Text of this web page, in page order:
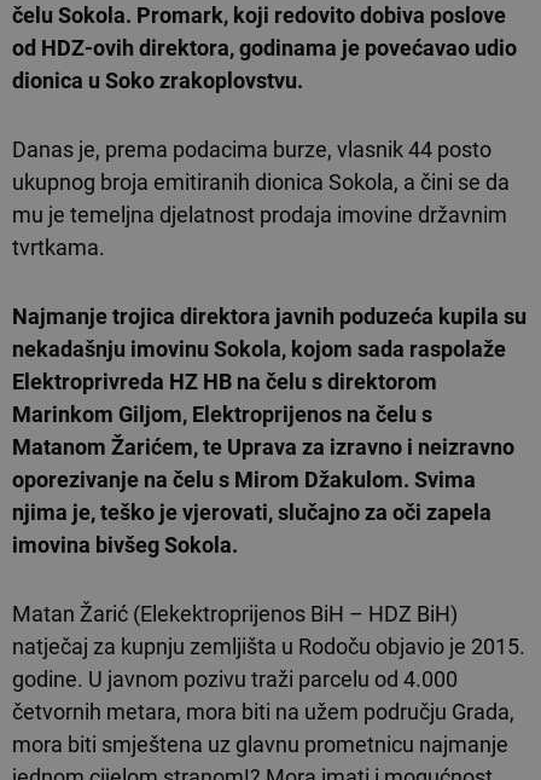
čelu Sokola. Promark, koji redovito dobiva poslove
od HDZ-ovih direktora, godinama je povećavao udio
dionica u Soko zrakoplovstvu.
Danas je, prema podacima burze, vlasnik 44 posto
ukupnog broja emitiranih dionica Sokola, a čini se da
mu je temeljna djelatnost prodaja imovine državnim
tvrtkama.
Najmanje trojica direktora javnih poduzeća kupila su
nekadašnju imovinu Sokola, kojom sada raspolaže
Elektroprivreda HZ HB na čelu s direktorom
Marinkom Giljom, Elektroprijenos na čelu s
Matanom Žarićem, te Uprava za izravno i neizravno
oporezivanje na čelu s Mirom Džakulom. Svima
njima je, teško je vjerovati, slučajno za oči zapela
imovina bivšeg Sokola.
Matan Žarić (Elekektroprijenos BiH – HDZ BiH)
natječaj za kupnju zemljišta u Rodoču objavio je 2015.
godine. U javnom pozivu traži parcelu od 4.000
četvornih metara, mora biti na užem području Grada,
mora biti smještena uz glavnu prometnicu najmanje